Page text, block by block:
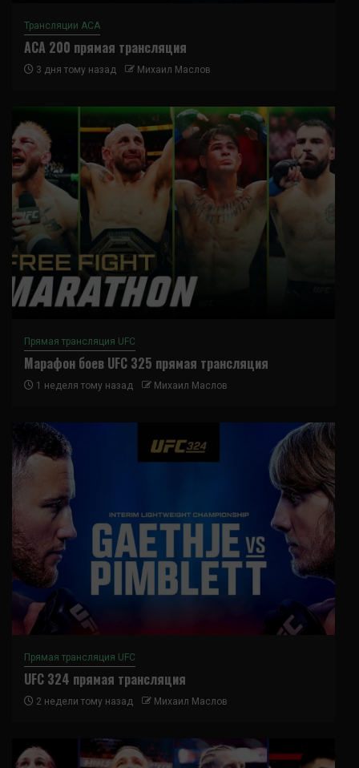
Трансляции ACA
ACA 200 прямая трансляция
3 дня тому назад Михаил Маслов
Прямая трансляция UFC
Марафон боев UFC 325 прямая трансляция
1 неделя тому назад Михаил Маслов
Прямая трансляция UFC
UFC 324 прямая трансляция
2 недели тому назад Михаил Маслов